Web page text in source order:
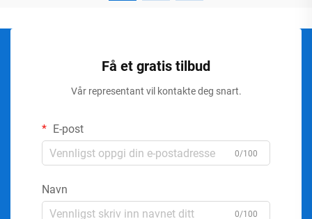
Få et gratis tilbud
Vår representant vil kontakte deg snart.
E-post
0/100
Navn
0/100